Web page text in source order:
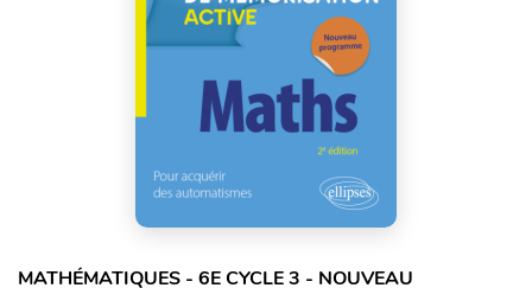
MATHÉMATIQUES - 6E CYCLE 3 - NOUVEAU